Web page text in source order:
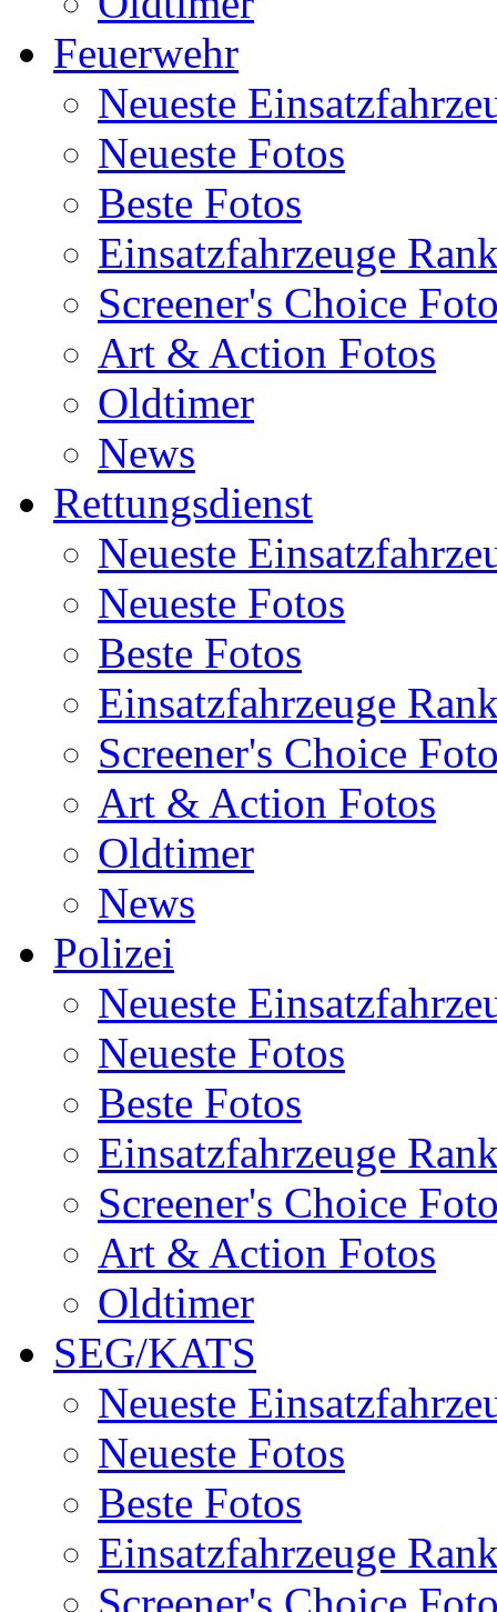
Feuerwehr
Neueste
Neueste Fotos
Beste Fotos
Einsatzfahrzeuge
Screener's Choice
Art & Action Fotos
Oldtimer
News
Rettungsdienst
Neueste
Neueste Fotos
Beste Fotos
Einsatzfahrzeuge
Screener's Choice
Art & Action Fotos
Oldtimer
News
Polizei
Neueste
Neueste Fotos
Beste Fotos
Einsatzfahrzeuge
Screener's Choice
Art & Action Fotos
Oldtimer
SEG/KATS
Neueste
Neueste Fotos
Beste Fotos
Einsatzfahrzeuge